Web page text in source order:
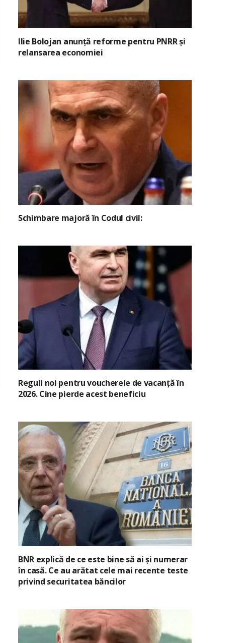
Ilie Bolojan anunță reforme pentru PNRR și
relansarea economiei
Schimbare majoră în Codul civil:
Reguli noi pentru voucherele de vacanță în
2026. Cine pierde acest beneficiu
BNR explică de ce este bine să ai și numerar
în casă. Ce au arătat cele mai recente teste
privind securitatea băncilor